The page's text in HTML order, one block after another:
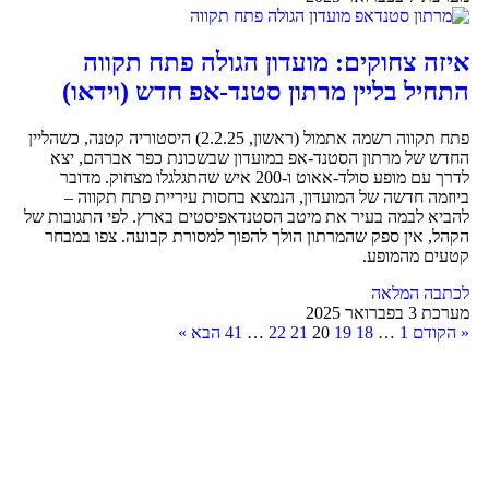
איזה צחוקים: מועדון הגולה פתח תקווה
התחיל בליין מרתון סטנד-אפ חדש (וידאו)
פתח תקווה רשמה אתמול (ראשון, 2.2.25) היסטוריה קטנה, כשהליין
החדש של מרתון הסטנד-אפ במועדון שבשכונת כפר אברהם, יצא
לדרך עם מופע סולד-אאוט ו-200 איש שהתגלגלו מצחוק. מדובר
ביוזמה חדשה של המועדון, הנמצא בחסות עיריית פתח תקווה –
להביא לבמה בעיר את מיטב הסטנדאפיסטים בארץ. לפי התגובות של
הקהל, אין ספק שהמרתון הולך להפוך למסורת קבועה. צפו במבחר
קטעים מהמופע.
לכתבה המלאה
מערכת 3 בפברואר 2025
« הקודם 1
…
18
19
20
21
22
…
41 הבא »